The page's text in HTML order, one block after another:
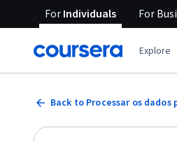
ForIndividuals For
Explore
Back to Processar os